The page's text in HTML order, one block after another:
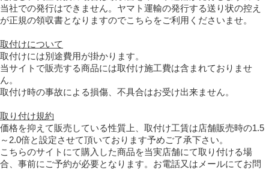
当社での発行はできません。ヤマト運輸の発行する送り状の控え
が正規の領収書となりますのでこちらをご利用くださいませ。
取付けについて
取付けには別途費用が掛かります。
当サイトで販売する商品には取付け施工費は含まれておりませ
ん。
取付け時の事故による損傷、不具合はお受け出来ません。
取り付け規約
価格を抑えて販売している性質上、取付け工賃は店舗販売時の1.5
～2.0倍と設定させて頂いております予めご了承下さい。
こちらのサイトにて購入した商品を当実店舗にて取り付ける場
合、事前にご予約が必要となります。お電話又はメールにてお問